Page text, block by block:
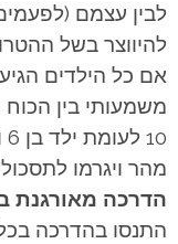
לבין עצמם
להיווצר בשל
אם כל הילדים
משמעותי בין הכוח
מהר ויגרמו
הדרכה מאורגנת
התנסו בהדרכה